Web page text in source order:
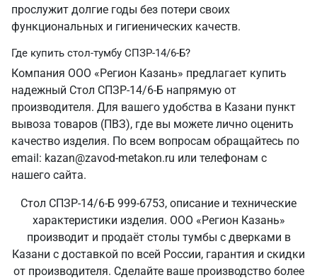
прослужит долгие годы без потери своих
функциональных и гигиенических качеств.
Где купить стол-тумбу СПЗР-14/6-Б?
Компания ООО «Регион Казань» предлагает купить
надежный Стол СПЗР-14/6-Б напрямую от
производителя. Для вашего удобства в Казани пункт
вывоза товаров (ПВЗ), где вы можете лично оценить
качество изделия. По всем вопросам обращайтесь по
email: kazan@zavod-metakon.ru или телефонам с
нашего сайта.
Стол СПЗР-14/6-Б 999-6753, описание и технические
характеристики изделия. ООО «Регион Казань»
производит и продаёт столы тумбы с дверками в
Казани с доставкой по всей России, гарантия и скидки
от производителя. Сделайте ваше производство более